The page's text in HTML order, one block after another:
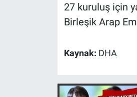
27 kuruluş için
Birleşik Arap
Kaynak: DHA
Koronavirüs